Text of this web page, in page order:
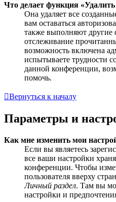
Что делает функция «Удалить
Она удаляет все
вам оставаться
также выполняют другие
отслеживание
возможность включена
испытываете трудности
данной конференции,
помочь.
Вернуться к началу
Параметры и
Как мне изменить мои
Если вы являетесь
все ваши настройки
конференции. Чтобы
пользователя вверху
Личный раздел. Там вы
настройки и